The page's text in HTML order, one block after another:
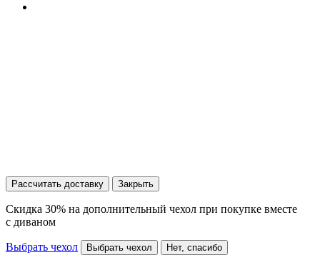
Рассчитать доставку Закрыть
Скидка 30% на дополнительный чехол при покупке вместе
с диваном
Выбрать чехол Выбрать чехол Нет, спасибо